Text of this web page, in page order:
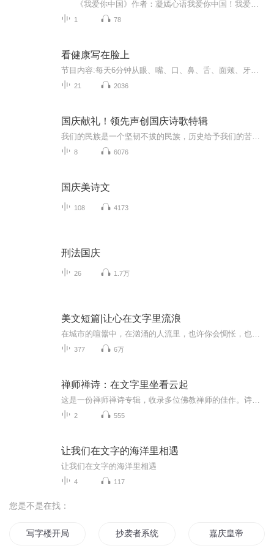
1 78
看健康写在脸上
21 2036
国庆献礼！领先声创国庆诗歌特辑
8 6076
国庆美诗文
108 4173
刑法国庆
26 1.7万
美文短篇|让心在文字里流浪
377 6万
禅师禅诗：在文字里坐看云起
2 555
让我们在文字的海洋里相遇
让我们在文字的海洋里相遇
4 117
您是不是在找：
写字楼开局 抄袭者系统 嘉庆皇帝